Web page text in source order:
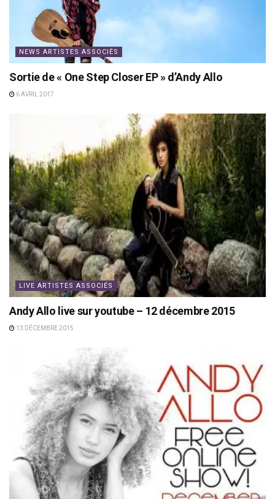
NEWS ARTISTES ASSOCIÉS
Sortie de « One Step Closer EP » d’Andy Allo
6 AVRIL 2017
LIVE ARTISTES ASSOCIÉS
Andy Allo live sur youtube – 12 décembre 2015
13 DÉCEMBRE 2015